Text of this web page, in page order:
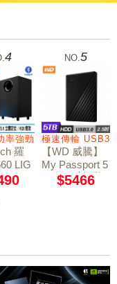
4
率強勁音效
羅
LIG
PC
系統
NO.5
極速傳輸
【WD 威騰】
My Passport 5
TB 2.5吋行動
硬碟-黑
$5466